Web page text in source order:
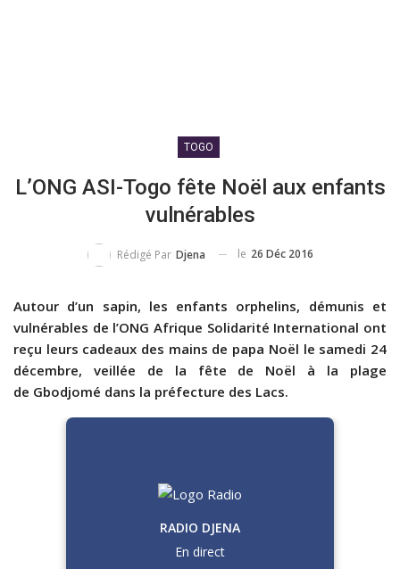
TOGO
L’ONG ASI-Togo fête Noël aux enfants
vulnérables
Rédigé Par Djena le 26 Déc 2016
Autour d’un sapin, les enfants orphelins, démunis et
vulnérables de l’ONG Afrique Solidarité International ont
reçu leurs cadeaux des mains de papa Noël le samedi 24
décembre, veillée de la fête de Noël à la plage
de Gbodjomé dans la préfecture des Lacs.
RADIO DJENA
En direct